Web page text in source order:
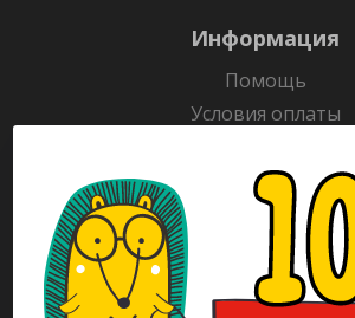
Информация
Помощь
Условия оплаты
Гарантия на товар
Раскраски
Рекламодателям
Каталог